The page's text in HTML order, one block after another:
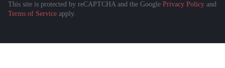
This site is protected by reCAPTCHA and the Google Privacy Policy and
Terms of Service apply.
Подобрать спецтехнику
за 1 минуту